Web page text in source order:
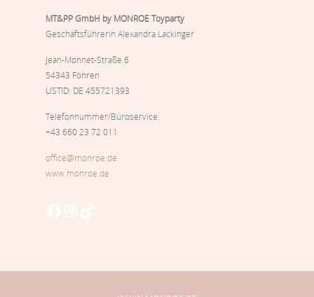
MT&PP GmbH by MONROE Toyparty
Geschäftsführerin Alexandra Lackinger
Jean-Monnet-Straße 6
54343 Föhren
USTID: DE 455721393
Telefonnummer/Büroservice:
+43 660 23 72 011
office@monroe.de
www.monroe.de